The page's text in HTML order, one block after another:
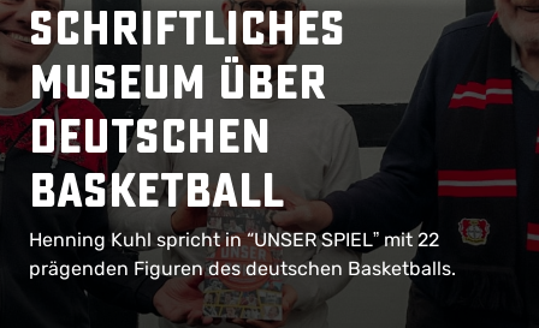
Schriftliches
Museum über
deutschen
Basketball
Henning Kuhl spricht in “UNSER SPIELˮ mit 22
prägenden Figuren des deutschen Basketballs.